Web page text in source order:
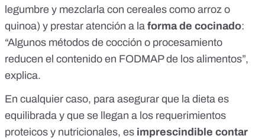
legumbre y mezclarla con cereales como arroz o
quinoa) y prestar atención a la forma de cocinado:
“Algunos métodos de cocción o procesamiento
reducen el contenido en FODMAP de los alimentos”,
explica.
En cualquier caso, para asegurar que la dieta es
equilibrada y que se llegan a los requerimientos
proteicos y nutricionales, es imprescindible contar